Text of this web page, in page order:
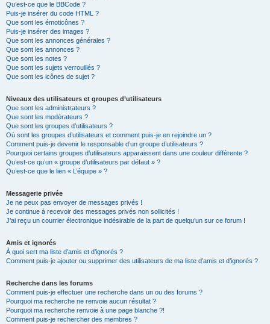
Qu’est-ce que le BBCode ?
Puis-je insérer du code HTML ?
Que sont les émoticônes ?
Puis-je insérer des images ?
Que sont les annonces générales ?
Que sont les annonces ?
Que sont les notes ?
Que sont les sujets verrouillés ?
Que sont les icônes de sujet ?
Niveaux des utilisateurs et groupes d’utilisateurs
Que sont les administrateurs ?
Que sont les modérateurs ?
Que sont les groupes d’utilisateurs ?
Où sont les groupes d’utilisateurs et comment puis-je en rejoindre un ?
Comment puis-je devenir le responsable d’un groupe d’utilisateurs ?
Pourquoi certains groupes d’utilisateurs apparaissent dans une couleur différente ?
Qu’est-ce qu’un « groupe d’utilisateurs par défaut » ?
Qu’est-ce que le lien « L’équipe » ?
Messagerie privée
Je ne peux pas envoyer de messages privés !
Je continue à recevoir des messages privés non sollicités !
J’ai reçu un courrier électronique indésirable de la part de quelqu’un sur ce forum !
Amis et ignorés
À quoi sert ma liste d’amis et d’ignorés ?
Comment puis-je ajouter ou supprimer des utilisateurs de ma liste d’amis et d’ignorés ?
Recherche dans les forums
Comment puis-je effectuer une recherche dans un ou des forums ?
Pourquoi ma recherche ne renvoie aucun résultat ?
Pourquoi ma recherche renvoie à une page blanche ?!
Comment puis-je rechercher des membres ?